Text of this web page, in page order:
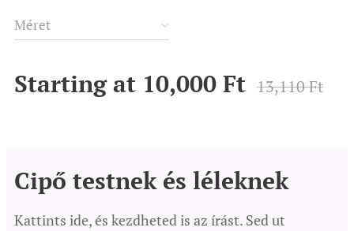
Méret
Starting at 10,000 Ft 13,110Ft
Cipő testnek és léleknek
Kattints ide, és kezdheted is az írást. Sed ut